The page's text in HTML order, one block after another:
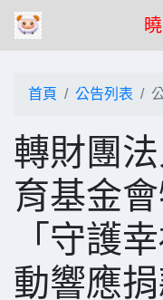
首頁 公告列表
轉財團
育基金
「守護
動響應